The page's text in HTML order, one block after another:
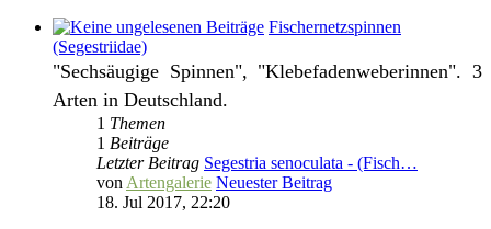
Fischernetzspinnen
(Segestriidae)
"Sechsäugige Spinnen", "Klebefadenweberinnen". 3
Arten in Deutschland.
1 Themen
1 Beiträge
Letzter Beitrag Segestria senoculata - (Fisch…
von Artengalerie Neuester Beitrag
18. Jul 2017, 22:20